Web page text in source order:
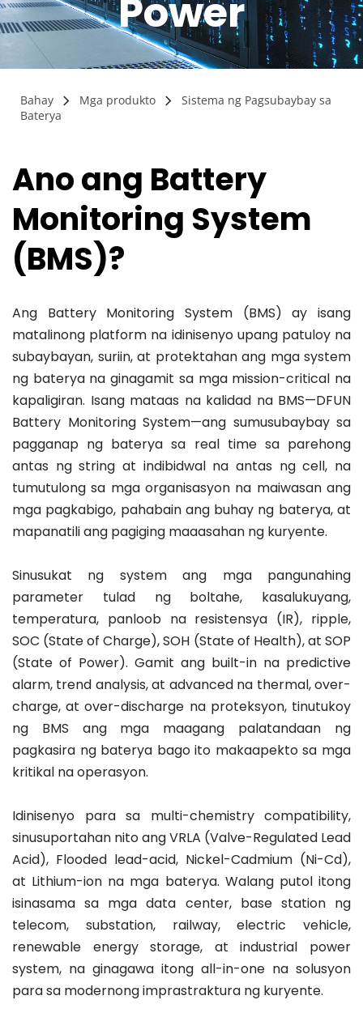
Power
Bahay Mga produkto
Sistema ng Pagsubaybay sa
Baterya
Ano ang Battery
Monitoring System
(BMS)?
Ang Battery Monitoring System (BMS) ay isang
matalinong platform na idinisenyo upang patuloy na
subaybayan, suriin, at protektahan ang mga system
ng baterya na ginagamit sa mga mission-critical na
kapaligiran. Isang mataas na kalidad na BMS—DFUN
Battery Monitoring System—ang sumusubaybay sa
pagganap ng baterya sa real time sa parehong
antas ng string at indibidwal na antas ng cell, na
tumutulong sa mga organisasyon na maiwasan ang
mga pagkabigo, pahabain ang buhay ng baterya, at
mapanatili ang pagiging maaasahan ng kuryente.
Sinusukat ng system ang mga pangunahing
parameter tulad ng boltahe, kasalukuyang,
temperatura, panloob na resistensya (IR), ripple,
SOC (State of Charge), SOH (State of Health), at SOP
(State of Power). Gamit ang built-in na predictive
alarm, trend analysis, at advanced na thermal, over-
charge, at over-discharge na proteksyon, tinutukoy
ng BMS ang mga maagang palatandaan ng
pagkasira ng baterya bago ito makaapekto sa mga
kritikal na operasyon.
Idinisenyo para sa multi-chemistry compatibility,
sinusuportahan nito ang VRLA (Valve-Regulated Lead
Acid), Flooded lead-acid, Nickel-Cadmium (Ni-Cd),
at Lithium-ion na mga baterya. Walang putol itong
isinasama sa mga data center, base station ng
telecom, substation, railway, electric vehicle,
renewable energy storage, at industrial power
system, na ginagawa itong all-in-one na solusyon
para sa modernong imprastraktura ng kuryente.